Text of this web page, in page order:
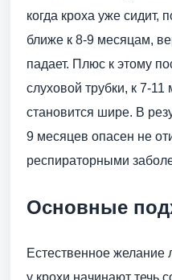
когда кроха уже сидит,
ближе к 8-9 месяцам,
падает. Плюс к этому
слуховой трубки, к 7-
становится шире. В
9 месяцев опасен не
респираторными
Основные
Естественное желание
у крохи начинают течь